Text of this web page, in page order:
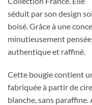
séduit par son design
boisé. Grâce à une
minutieusement
authentique et raffiné.
Cette bougie contient
fabriquée à partir de
blanche, sans